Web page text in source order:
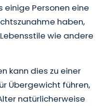
einige Personen eine
haben,
wie andere
kann dies zu einer
Übergewicht führen,
natürlicherweise